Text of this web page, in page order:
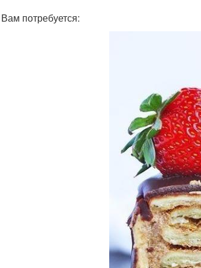
Вам потребуется: